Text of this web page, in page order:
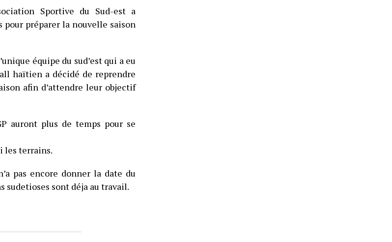
Sportive du Sud-est a
préparer la nouvelle saison
équipe du sud’est qui a eu
haïtien a décidé de reprendre
afin d’attendre leur objectif
auront plus de temps pour se
les terrains.
pas encore donner la date du
sudetioses sont déja au travail.